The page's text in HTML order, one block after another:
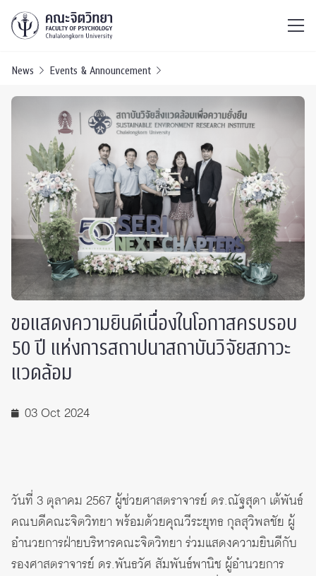
News Events & Announcement
ขอแสดงความยินดีเนื่องในโอกาสครบรอบ
50 ปี แห่งการสถาปนาสถาบันวิจัยสภาวะ
แวดล้อม
03 Oct 2024
วันที่ 3 ตุลาคม 2567 ผู้ช่วยศาสตราจารย์ ดร.ณัฐสุดา เต้พันธ์
คณบดีคณะจิตวิทยา พร้อมด้วยคุณวีระยุทธ กุลสุวิพลชัย ผู้
อำนวยการฝ่ายบริหารคณะจิตวิทยา ร่วมแสดงความยินดีกับ
รองศาสตราจารย์ ดร.พันธวัศ สัมพันธ์พานิช ผู้อำนวยการ